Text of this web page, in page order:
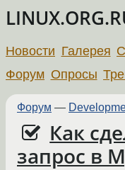
Новости Галерея
Форум Опросы
Форум —
Как
запрос в